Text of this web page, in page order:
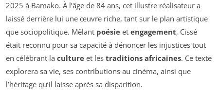
2025 à Bamako. À l’âge de 84 ans, cet illustre réalisateur a
laissé derrière lui une œuvre riche, tant sur le plan artistique
que sociopolitique. Mêlant poésie et engagement, Cissé
était reconnu pour sa capacité à dénoncer les injustices tout
en célébrant la culture et les traditions africaines. Ce texte
explorera sa vie, ses contributions au cinéma, ainsi que
l’héritage qu’il laisse après sa disparition.